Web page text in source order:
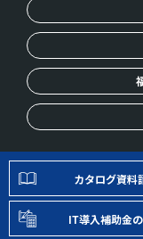
カタログ資料
IT導入補助金
©